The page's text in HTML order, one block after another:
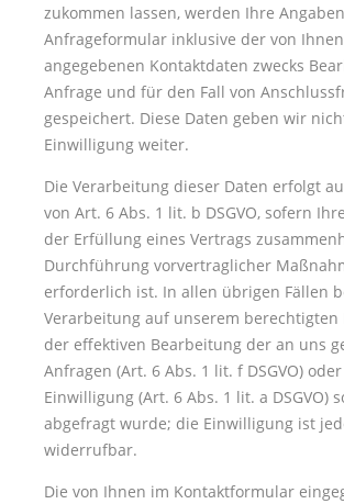
zukommen lassen, werden Ihre
Anfrageformular inklusive der von
angegebenen Kontaktdaten zwecks
Anfrage und für den Fall von
gespeichert. Diese Daten geben wir
Einwilligung weiter.
Die Verarbeitung dieser Daten erfolgt
von Art. 6 Abs. 1 lit. b DSGVO, sofern
der Erfüllung eines Vertrags
Durchführung vorvertraglicher
erforderlich ist. In allen übrigen Fällen
Verarbeitung auf unserem berechtigten
der effektiven Bearbeitung der an uns
Anfragen (Art. 6 Abs. 1 lit. f DSGVO)
Einwilligung (Art. 6 Abs. 1 lit. a DSGVO)
abgefragt wurde; die Einwilligung ist
widerrufbar.
Die von Ihnen im Kontaktformular